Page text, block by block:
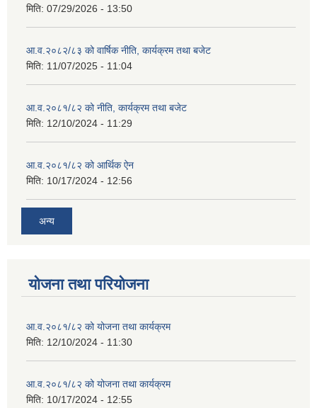
मिति: 07/29/2026 - 13:50
आ.व.२०८२/८३ को वार्षिक नीति, कार्यक्रम तथा बजेट
मिति: 11/07/2025 - 11:04
आ.व.२०८१/८२ को नीति, कार्यक्रम तथा बजेट
मिति: 12/10/2024 - 11:29
आ.व.२०८१/८२ को आर्थिक ऐन
मिति: 10/17/2024 - 12:56
अन्य
योजना तथा परियोजना
आ.व.२०८१/८२ को योजना तथा कार्यक्रम
मिति: 12/10/2024 - 11:30
आ.व.२०८१/८२ को योजना तथा कार्यक्रम
मिति: 10/17/2024 - 12:55